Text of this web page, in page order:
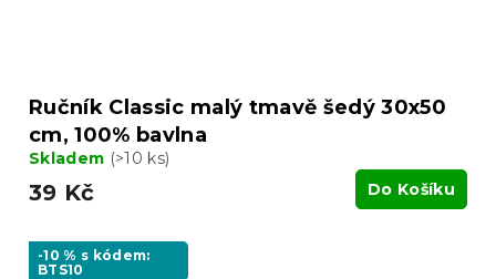
Ručník Classic malý tmavě šedý 30x50
cm, 100% bavlna
Skladem (>10 ks)
39 Kč Do Košíku
-10 % s kódem:
BTS10